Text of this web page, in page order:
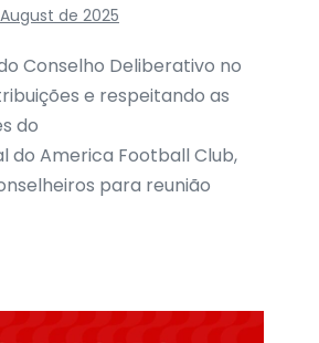
de 2025
Conselho Deliberativo no
e respeitando as
do
do America Football Club,
para reunião